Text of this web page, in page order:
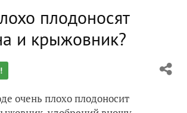
плодоносят
и крыжовник?
очень плохо плодоносит